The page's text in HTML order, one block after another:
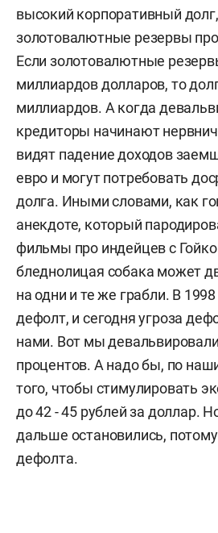
высокий корпоративный
золотовалютные резервы
Если золотовалютные
миллиардов долларов, то
миллиардов. А когда
кредиторы начинают
видят падение доходов
евро и могут потребовать
долга. Иными словами, как
анекдоте, который
фильмы про индейцев с
бледнолицая собака может
на одни и те же грабли. В
дефолт, и сегодня угроза
нами. Вот мы
процентов. А надо бы, по
того, чтобы стимулировать
до 42 - 45 рублей за доллар.
дальше остановились, потому
дефолта.